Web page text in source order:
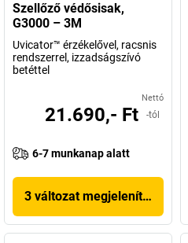
Szellőző védősisak,
G3000 – 3M
Uvicator™ érzékelővel, racsnis
rendszerrel, izzadságszívó
betéttel
Nettó
21.690,- Ft -tól
6-7 munkanap alatt
3 változat megjelenítése